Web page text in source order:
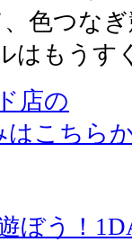
色つな
はもう
店の
はこちら
ぼう！